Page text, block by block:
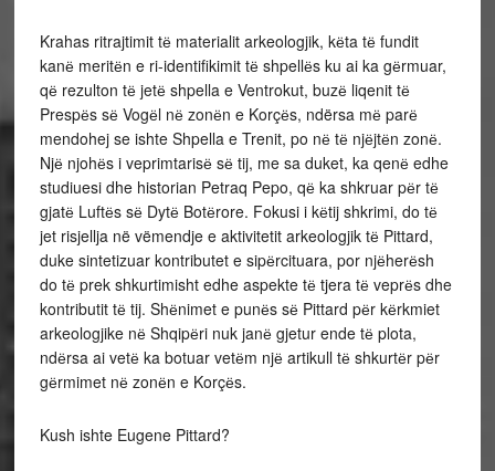
Krahas ritrajtimit tё materialit arkeologjik, kёta tё fundit
kanё meritёn e ri-identifikimit tё shpellёs ku ai ka gёrmuar,
qё rezulton tё jetё shpella e Ventrokut, buzё liqenit tё
Prespёs sё Vogёl nё zonёn e Korçёs, ndërsa mё parё
mendohej se ishte Shpella e Trenit, po nё tё njёjtёn zonё.
Njё njohёs i veprimtarisё sё tij, me sa duket, ka qenё edhe
studiuesi dhe historian Petraq Pepo, qё ka shkruar pёr tё
gjatё Luftёs sё Dytё Botёrore. Fokusi i kёtij shkrimi, do tё
jet risjellja në vëmendje e aktivitetit arkeologjik tё Pittard,
duke sintetizuar kontributet e sipёrcituara, por njёherёsh
do tё prek shkurtimisht edhe aspekte tё tjera tё veprёs dhe
kontributit tё tij. Shёnimet e punёs sё Pittard pёr kёrkmiet
arkeologjike nё Shqipёri nuk janё gjetur ende tё plota,
ndёrsa ai vetё ka botuar vetёm njё artikull tё shkurtёr pёr
gёrmimet nё zonёn e Korçёs.
Kush ishte Eugene Pittard?